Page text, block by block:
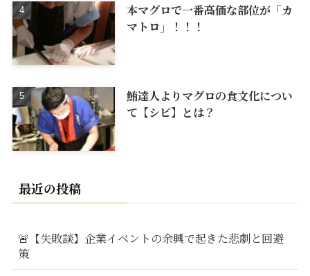
本マグロで一番高価な部位が「カ
マトロ」！！！
鮪達人よりマグロの食文化につい
て【シビ】とは？
最近の投稿
🚨【失敗談】企業イベントの余興で起きた悲劇と回避
策